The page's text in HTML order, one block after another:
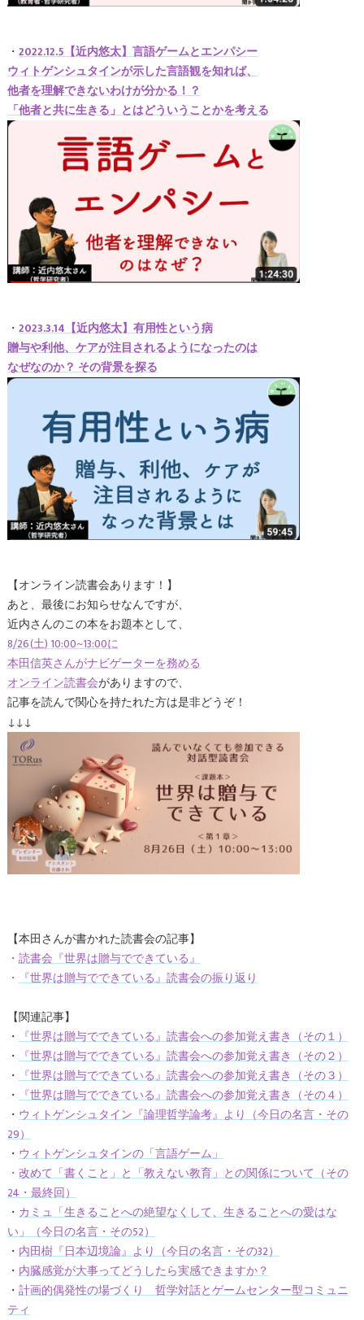
・ 2022.12.5【近内悠太】言語ゲームとエンパシー
ウィトゲンシュタインが示した言語観を知れば、
他者を理解できないわけが分かる！？
「他者と共に生きる」とはどういうことかを考える
・ 2023.3.14【近内悠太】有用性という病
贈与や利他、ケアが注目されるようになったのは
なぜなのか？ その背景を探る
【オンライン読書会あります！】
あと、最後にお知らせなんですが、
近内さんのこの本をお題本として、
8/26(土) 10:00~13:00に
本田信英さんがナビゲーターを務める
オンライン読書会がありますので、
記事を読んで関心を持たれた方は是非どうぞ！
↓↓↓
【本田さんが書かれた読書会の記事】
・ 読書会『世界は贈与でできている』
・ 『世界は贈与でできている』読書会の振り返り
【関連記事】
・ 『世界は贈与でできている』読書会への参加覚え書き（その１）
・ 『世界は贈与でできている』読書会への参加覚え書き（その２）
・ 『世界は贈与でできている』読書会への参加覚え書き（その３）
・ 『世界は贈与でできている』読書会への参加覚え書き（その４）
・ ウィトゲンシュタイン『論理哲学論考』より（今日の名言・その
29）
・ ウィトゲンシュタインの「言語ゲーム」
・ 改めて「書くこと」と「教えない教育」との関係について（その
24・最終回）
・ カミュ「生きることへの絶望なくして、生きることへの愛はな
い」（今日の名言・その52）
・ 内田樹『日本辺境論』より（今日の名言・その32）
・ 内臓感覚が大事ってどうしたら実感できますか？
・ 計画的偶発性の場づくり 哲学対話とゲームセンター型コミュニ
ティ